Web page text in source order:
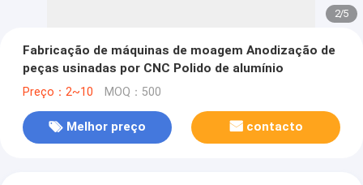
2/5
Fabricação de máquinas de moagem Anodização de
peças usinadas por CNC Polido de alumínio
Preço：2~10 MOQ：500
Melhor preço contacto